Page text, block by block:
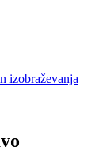
izobraževanja